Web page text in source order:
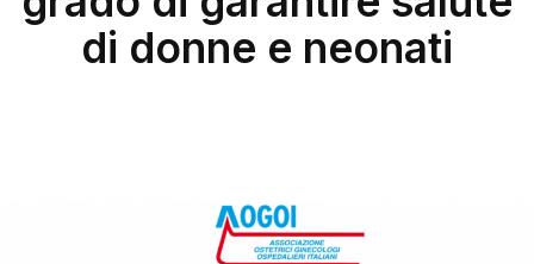
di donne e neonati